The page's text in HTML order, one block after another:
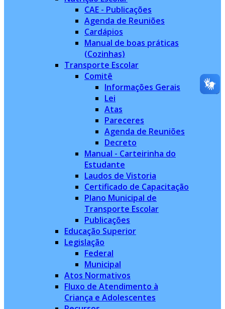
CAE - Publicações
Agenda de Reuniões
Cardápios
Manual de boas práticas
(Cozinhas)
Transporte Escolar
Comitê
Informações Gerais
Lei
Atas
Pareceres
Agenda de Reuniões
Decreto
Manual - Carteirinha do
Estudante
Laudos de Vistoria
Certificado de Capacitação
Plano Municipal de
Transporte Escolar
Publicações
Educação Superior
Legislação
Federal
Municipal
Atos Normativos
Fluxo de Atendimento à
Criança e Adolescentes